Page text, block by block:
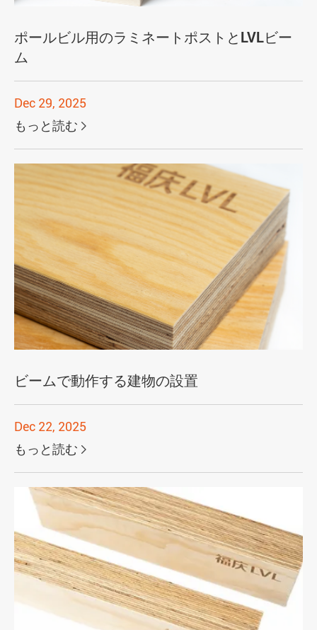
ポールビル用のラミネートポストとLVLビー
ム
Dec 29, 2025
もっと読む 
ビームで動作する建物の設置
Dec 22, 2025
もっと読む 